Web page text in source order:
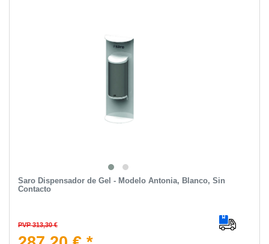
Saro Dispensador de Gel - Modelo Antonia, Blanco, Sin
Contacto
PVP 313,30 €